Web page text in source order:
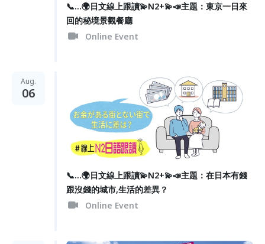
📞...🌍日文線上跟讀💫N2+💫📣主題：東京一日來
回的秘境景觀餐廳
Online Event
Aug.
06
📞...🌍日文線上跟讀💫N2+💫📣主題：在日本有錢
跟沒錢的城市,生活的差異？
Online Event